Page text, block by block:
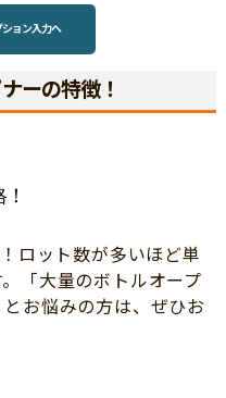
ョン入力へ
ーの特徴！
ロット数が多いほど単
「大量のボトルオープ
お悩みの方は、ぜひお